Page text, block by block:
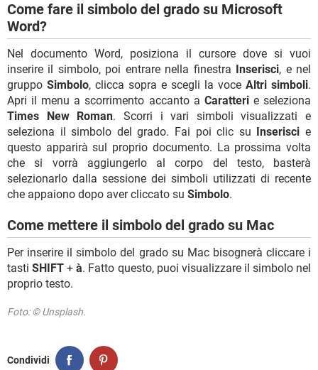
Come fare il simbolo del grado su Microsoft
Word?
Nel documento Word, posiziona il cursore dove si vuoi
inserire il simbolo, poi entrare nella finestra Inserisci, e nel
gruppo Simbolo, clicca sopra e scegli la voce Altri simboli.
Apri il menu a scorrimento accanto a Caratterie seleziona
Times New Roman. Scorri i vari simboli visualizzati e
seleziona il simbolo del grado. Fai poi clic su Inserisci e
questo apparirà sul proprio documento. La prossima volta
che si vorrà aggiungerlo al corpo del testo, basterà
selezionarlo dalla sessione dei simboli utilizzati di recente
che appaiono dopo aver cliccato su Simbolo.
Come mettere il simbolo del grado su Mac
Per inserire il simbolo del grado su Mac bisognerà cliccare i
tastiSHIFT +à. Fatto questo, puoi visualizzare il simbolo nel
proprio testo.
Foto: © Unsplash.
Condividi